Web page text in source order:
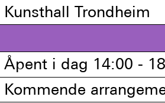
Kunsthall Trondheim
Åpent i dag 14:00 -
Kommende